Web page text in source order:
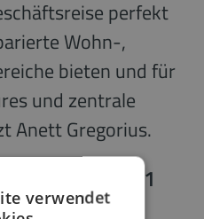
perfekt
Wohn-,
bieten und für
und zentrale
Anett Gregorius.
Nr. 1
verwendet